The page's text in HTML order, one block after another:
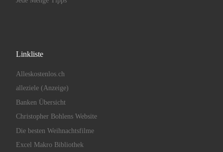
Linkliste
Alleskostenlos.ch
alleziele (Anzeige)
Banken Übersicht
Christopher Bohlens Website
Die besten Weihnachtsfilme
Excel Makro Bibliothek